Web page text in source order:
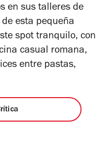
en sus talleres de
esta pequeña
spot tranquilo, con
casual romana,
entre pastas,